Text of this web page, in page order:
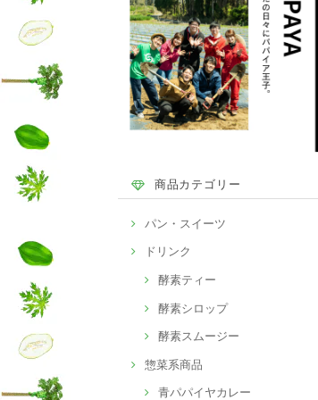
商品カテゴリー
パン・スイーツ
ドリンク
酵素ティー
酵素シロップ
酵素スムージー
惣菜系商品
青パパイヤカレー